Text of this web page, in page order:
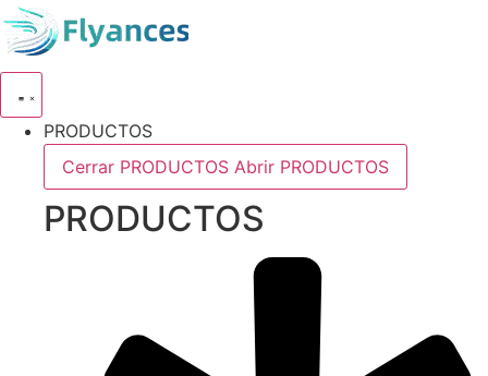
al
PRODUCTOS
Cerrar PRODUCTOS Abrir PRODUCTOS
PRODUCTOS